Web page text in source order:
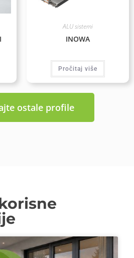
ALU sistemi
INOWA
Pročitaj više
ostale profile